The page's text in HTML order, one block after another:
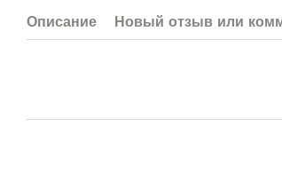
Описание Новый отзыв или